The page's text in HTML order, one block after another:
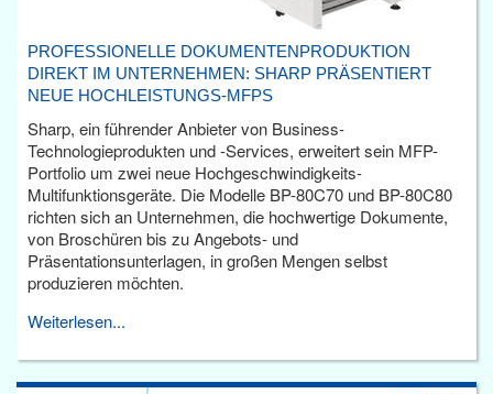
PROFESSIONELLE DOKUMENTENPRODUKTION
DIREKT IM UNTERNEHMEN: SHARP PRÄSENTIERT
NEUE HOCHLEISTUNGS-MFPS
Sharp, ein führender Anbieter von Business-
Technologieprodukten und -Services, erweitert sein MFP-
Portfolio um zwei neue Hochgeschwindigkeits-
Multifunktionsgeräte. Die Modelle BP-80C70 und BP-80C80
richten sich an Unternehmen, die hochwertige Dokumente,
von Broschüren bis zu Angebots- und
Präsentationsunterlagen, in großen Mengen selbst
produzieren möchten.
Weiterlesen...